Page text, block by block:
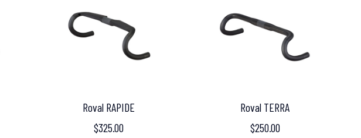
Roval RAPIDE
$325.00
Roval TERRA
$250.00